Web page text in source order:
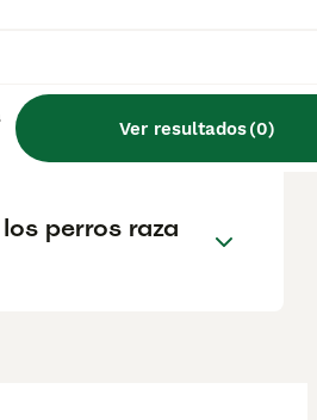
Ver resultados(0)
de shar pei
perros raza